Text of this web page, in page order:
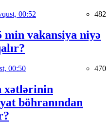
00:52 482
min vakansiya niyə
00:50 470
xətlərinin
böhranından